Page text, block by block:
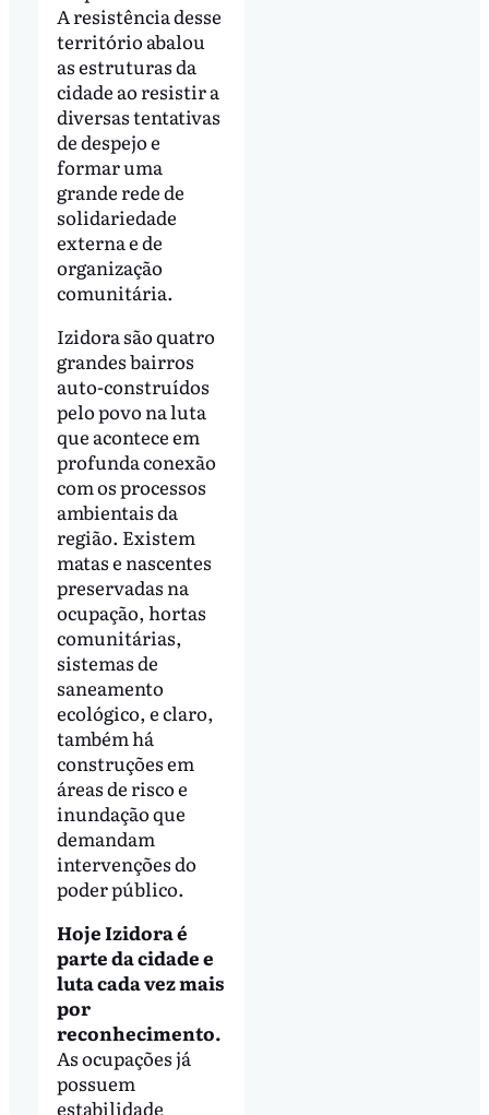
A resistência desse
território abalou
as estruturas da
cidade ao resistir a
diversas tentativas
de despejo e
formar uma
grande rede de
solidariedade
externa e de
organização
comunitária.
Izidora são quatro
grandes bairros
auto-construídos
pelo povo na luta
que acontece em
profunda conexão
com os processos
ambientais da
região. Existem
matas e nascentes
preservadas na
ocupação, hortas
comunitárias,
sistemas de
saneamento
ecológico, e claro,
também há
construções em
áreas de risco e
inundação que
demandam
intervenções do
poder público.
Hoje Izidora é
parte da cidade e
luta cada vez mais
por
reconhecimento.
As ocupações já
possuem
estabilidade